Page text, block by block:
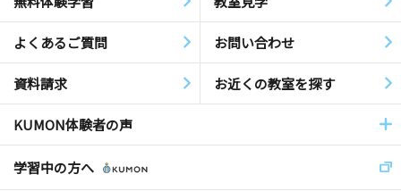
よくあるご質問 お問い合わせ
資料請求 お近くの教室を探す
KUMON体験者の声
学習中の方へ